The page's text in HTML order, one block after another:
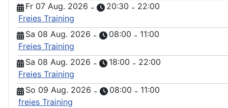
Fr 07 Aug. 2026 - 20:30 - 22:00
Freies Training
Sa 08 Aug. 2026 - 08:00 - 11:00
Freies Training
Sa 08 Aug. 2026 - 18:00 - 22:00
Freies Training
So 09 Aug. 2026 - 08:00 - 11:00
freies Training